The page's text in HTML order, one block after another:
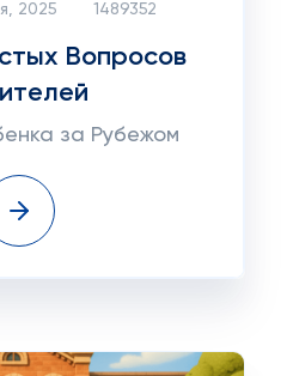
2025 1489352
Вопросов
за Рубежом